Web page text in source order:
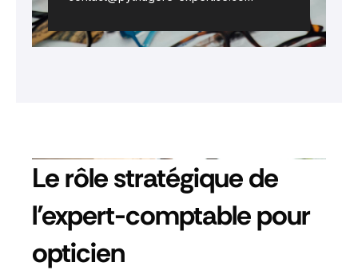
Le rôle stratégique de
l’expert-comptable pour
opticien